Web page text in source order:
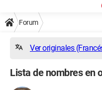
Forum
Ver originales
Lista de nombres en